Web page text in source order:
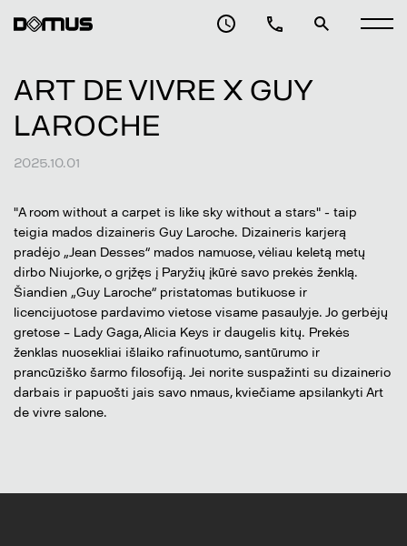
ART DE VIVRE X GUY
LAROCHE
2025.10.01
"A room without a carpet is like sky without a stars" - taip
teigia mados dizaineris Guy Laroche. Dizaineris karjerą
pradėjo „Jean Desses“ mados namuose, vėliau keletą metų
dirbo Niujorke, o grįžęs į Paryžių įkūrė savo prekės ženklą.
Šiandien „Guy Laroche“ pristatomas butikuose ir
licencijuotose pardavimo vietose visame pasaulyje. Jo gerbėjų
gretose – Lady Gaga, Alicia Keys ir daugelis kitų. Prekės
ženklas nuosekliai išlaiko rafinuotumo, santūrumo ir
prancūziško šarmo filosofiją. Jei norite suspažinti su dizainerio
darbais ir papuošti jais savo nmaus, kviečiame apsilankyti Art
de vivre salone.